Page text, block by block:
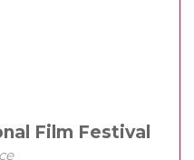
Film Festival